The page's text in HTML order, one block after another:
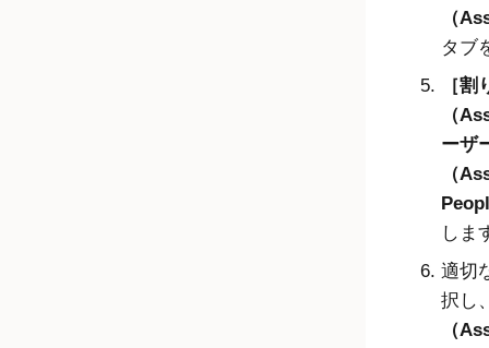
（
タブ
割
（
ーザ
（
しま
適切
択し
（